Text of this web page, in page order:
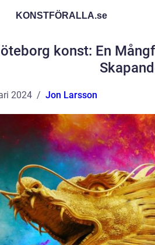
KONSTFÖRALLA.se
konst: En
2024 Jon Larsson